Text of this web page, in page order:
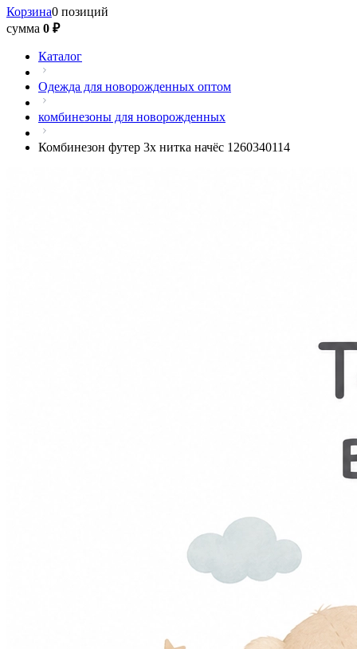
Корзина0 позиций
сумма 0 ₽
Каталог
Одежда для новорожденных оптом
комбинезоны для новорожденных
Комбинезон футер 3х нитка начёс 1260340114